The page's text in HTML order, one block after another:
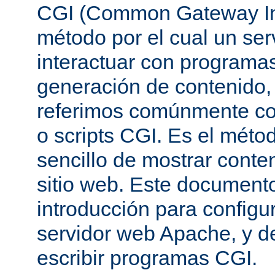
CGI (Common Gateway
método por el cual un
interactuar con
generación de
referimos comúnmente
o scripts CGI. Es el
sencillo de mostrar
sitio web. Este
introducción para
servidor web Apache, y
escribir programas CGI.